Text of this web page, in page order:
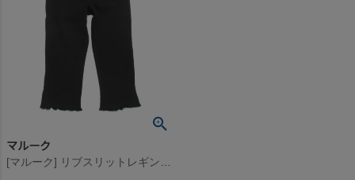
マルーク
[マルーク] リブスリットレギンス クロ(4)